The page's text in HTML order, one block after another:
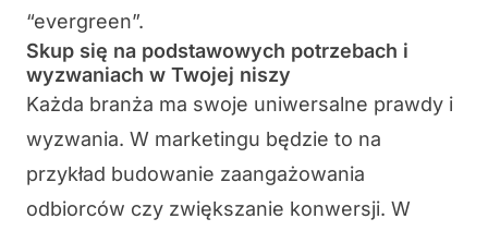
“evergreen”.
Skup się na podstawowych potrzebach i
wyzwaniach w Twojej niszy
Każda branża ma swoje uniwersalne prawdy i
wyzwania. W marketingu będzie to na
przykład budowanie zaangażowania
odbiorców czy zwiększanie konwersji. W